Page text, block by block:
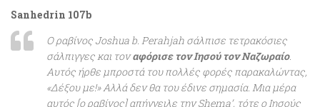
Sanhedrin 107b
Ο ραβίνος Joshua b. Perahjah σάλπισε τετρακόσιες
σάλπιγγες και τοναφόρισε τον Ιησού τον Ναζωραίο.
Αυτός ήρθε μπροστά του πολλές φορές παρακαλώντας,
«Δέξου με!» Αλλά δεν θα του έδινε σημασία. Μια μέρα
αυτός [ο ραβίνος] απήγγειλε την Shema’, τότε ο Ιησούς